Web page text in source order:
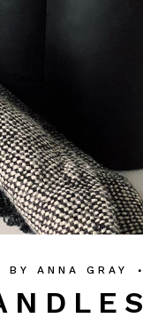
BY ANNA GRAY